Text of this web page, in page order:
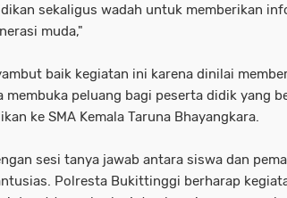
sekaligus wadah untuk memberikan
muda,"
baik kegiatan ini karena dinilai
membuka peluang bagi peserta didik yang
ke SMA Kemala Taruna Bhayangkara.
sesi tanya jawab antara siswa dan
Polresta Bukittinggi berharap